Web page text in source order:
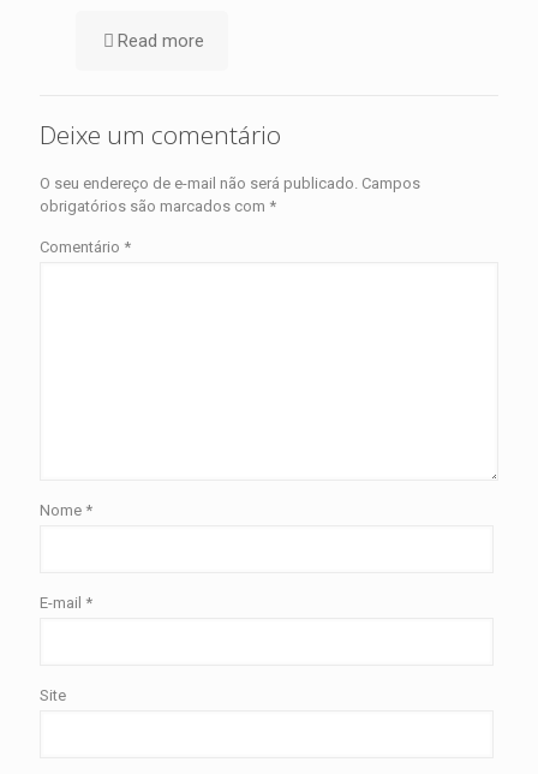
Read more
Deixe um comentário
O seu endereço de e-mail não será publicado. Campos
obrigatórios são marcados com *
Comentário *
Nome *
E-mail *
Site